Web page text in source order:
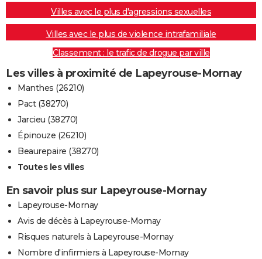
Villes avec le plus d'agressions sexuelles
Villes avec le plus de violence intrafamiliale
Classement : le trafic de drogue par ville
Les villes à proximité de Lapeyrouse-Mornay
Manthes (26210)
Pact (38270)
Jarcieu (38270)
Épinouze (26210)
Beaurepaire (38270)
Toutes les villes
En savoir plus sur Lapeyrouse-Mornay
Lapeyrouse-Mornay
Avis de décès à Lapeyrouse-Mornay
Risques naturels à Lapeyrouse-Mornay
Nombre d'infirmiers à Lapeyrouse-Mornay